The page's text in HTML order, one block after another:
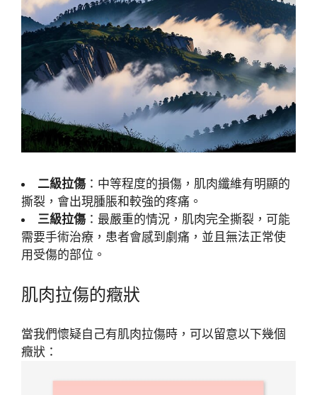
二級拉傷 ：中等程度的損傷，肌肉纖維有明顯的
撕裂，會出現腫脹和較強的疼痛。
三級拉傷 ：最嚴重的情況，肌肉完全撕裂，可能
需要手術治療，患者會感到劇痛，並且無法正常使
用受傷的部位。
肌肉拉傷的癥狀
當我們懷疑自己有肌肉拉傷時，可以留意以下幾個
癥狀：